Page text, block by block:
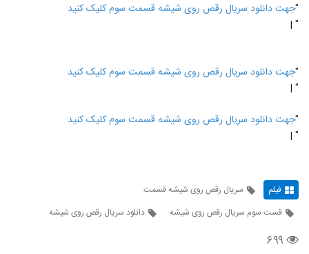
"جهت دانلود سریال رقص روی شیشه قسمت سوم کلیک کنید
" |
"جهت دانلود سریال رقص روی شیشه قسمت سوم کلیک کنید
" |
"جهت دانلود سریال رقص روی شیشه قسمت سوم کلیک کنید
" |
فیلم
سریال رقص روی شیشه قسمت
قست سوم سریال رقص روی شیشه
دانلود سریال رقص روی شیشه
۶۹۹